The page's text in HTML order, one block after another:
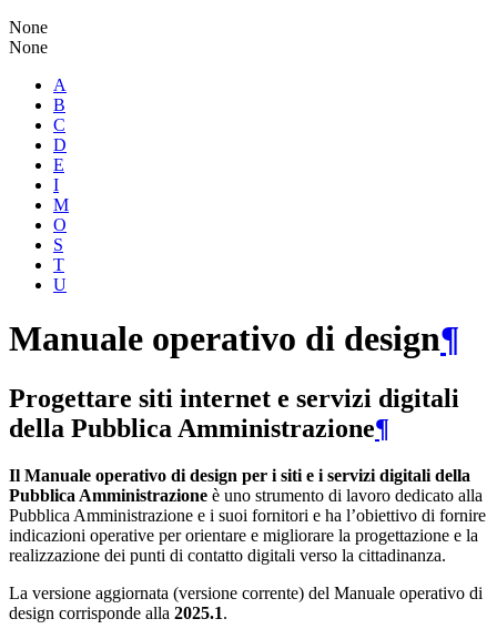
None
None
A
B
C
D
E
I
M
O
S
T
U
Manuale operativo di design¶
Progettare siti internet e servizi digitali
della Pubblica Amministrazione¶
Il Manuale operativo di design per i siti e i servizi digitali della
Pubblica Amministrazione è uno strumento di lavoro dedicato alla
Pubblica Amministrazione e i suoi fornitori e ha l’obiettivo di fornire
indicazioni operative per orientare e migliorare la progettazione e la
realizzazione dei punti di contatto digitali verso la cittadinanza.
La versione aggiornata (versione corrente) del Manuale operativo di
design corrisponde alla 2025.1.